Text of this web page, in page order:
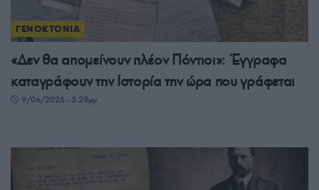
ΓΕΝΟΚΤΟΝΙΑ
«Δεν θα απομείνουν πλέον Πόντιοι»: Έγγραφα
καταγράφουν την Ιστορία την ώρα που γράφεται
9/06/2026 - 5:28μμ